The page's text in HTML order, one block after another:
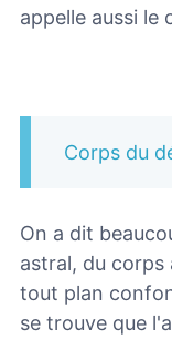
appelle aussi le
Corps du
On a dit
astral, du corps
tout plan
se trouve que